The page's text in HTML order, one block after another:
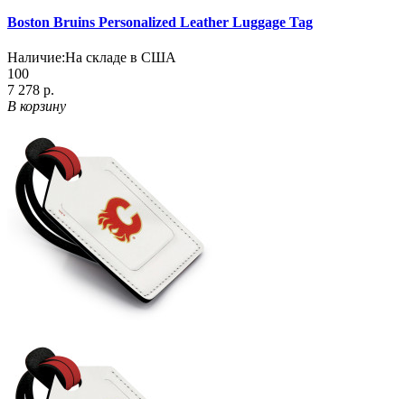
Boston Bruins Personalized Leather Luggage Tag
Наличие:На складе в США
100
7 278 р.
В корзину